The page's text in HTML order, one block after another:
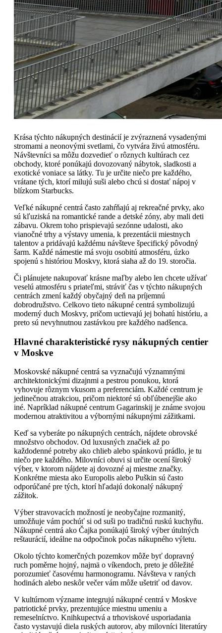
Krása týchto nákupných destinácií je zvýraznená vysadenými
stromami a neonovými svetlami, čo vytvára živú atmosféru.
Návštevníci sa môžu dozvedieť o rôznych kultúrach cez
obchody, ktoré ponúkajú dovozovaný nábytok, sladkosti a
exotické voniace sa látky. Tu je určite niečo pre každého,
vrátane tých, ktorí milujú suši alebo chcú si dostať nápoj v
blízkom Starbucks.
Veľké nákupné centrá často zahŕňajú aj rekreačné prvky, ako
sú kľuziská na romantické rande a detské zóny, aby mali deti
zábavu. Okrem toho prispievajú sezónne udalosti, ako
vianočné trhy a výstavy umenia, k prezentácii miestnych
talentov a pridávajú každému návšteve špecifický pôvodný
šarm. Každé námestie má svoju osobitú atmosféru, úzko
spojenú s históriou Moskvy, ktorá siaha až do 19. storočia.
Či plánujete nakupovať krásne maľby alebo len chcete užívať
veselú atmosféru s priateľmi, stráviť čas v týchto nákupných
centrách zmení každý obyčajný deň na príjemnú
dobrodružstvo. Celkovo tieto nákupné centrá symbolizujú
moderný duch Moskvy, pričom uctievajú jej bohatú históriu, a
preto sú nevyhnutnou zastávkou pre každého nadšenca.
Hlavné charakteristické rysy nákupných centier
v Moskve
Moskovské nákupné centrá sa vyznačujú významnými
architektonickými dizajnmi a pestrou ponukou, ktorá
vyhovuje rôznym vkusom a preferenciám. Každé centrum je
jedinečnou atrakciou, pričom niektoré sú obľúbenejšie ako
iné. Napríklad nákupné centrum Gagarinskij je známe svojou
modernou atraktivitou a výbornými nákupnými zážitkami.
Keď sa vyberáte po nákupných centrách, nájdete obrovské
množstvo obchodov. Od luxusných značiek až po
každodenné potreby ako chlieb alebo spánkovú prádlo, je tu
niečo pre každého. Milovníci obuvi si určite ocení široký
výber, v ktorom nájdete aj dovozné aj miestne značky.
Konkrétne miesta ako Europolis alebo Puškin sú často
odporúčané pre tých, ktorí hľadajú dokonalý nákupný
zážitok.
Výber stravovacích možností je neobyčajne rozmanitý,
umožňuje vám pochúť si od suši po tradičnú ruskú kuchyňu.
Nákupné centrá ako Čajka ponúkajú široký výber útulných
reštaurácií, ideálne na odpočinok počas nákupného výletu.
Okolo týchto komerčných pozemkov môže byť dopravný
ruch poměrne hojný, najmä o víkendoch, preto je dôležité
porozumieť časovému harmonogramu. Návšteva v raných
hodinách alebo neskôr večer vám môže ušetriť od davov.
V kultúrnom význame integrujú nákupné centrá v Moskve
patriotické prvky, prezentujúce miestnu umeniu a
remeselníctvo. Knihkupectvá a trhoviskové usporiadania
často vystavujú diela ruských autorov, aby milovníci literatúry